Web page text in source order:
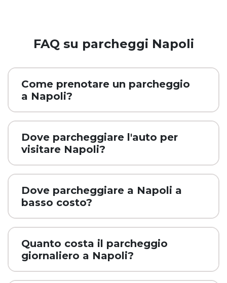
FAQ su parcheggi Napoli
Come prenotare un parcheggio
a Napoli?
Dove parcheggiare l'auto per
visitare Napoli?
Dove parcheggiare a Napoli a
basso costo?
Quanto costa il parcheggio
giornaliero a Napoli?